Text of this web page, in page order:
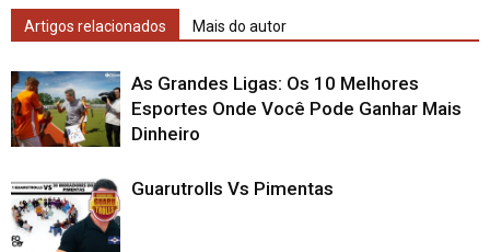
Artigos relacionados Mais do autor
As Grandes Ligas: Os 10 Melhores
Esportes Onde Você Pode Ganhar Mais
Dinheiro
Guarutrolls Vs Pimentas